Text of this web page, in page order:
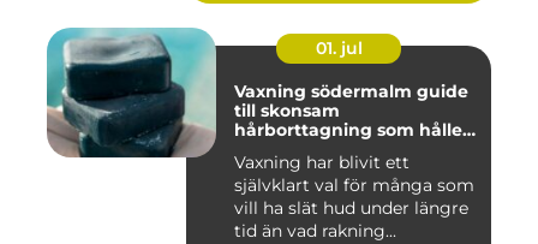
01. jul
Vaxning södermalm guide
till skonsam
hårborttagning som håller
Vaxning har blivit ett
självklart val för många som
vill ha slät hud under längre
tid än vad rakning...